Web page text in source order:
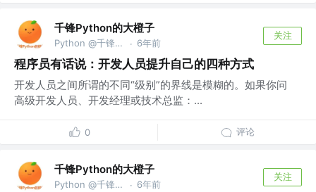
千锋Python的大橙子
Python @千锋教育部 · 6年前
关注
程序员有话说：开发人员提升自己的四种方式
开发人员之间所谓的不同“级别”的界线是模糊的。如果你问
高级开发人员、开发经理或技术总监：...
0 评论
千锋Python的大橙子
Python @千锋教育部 · 6年前
关注